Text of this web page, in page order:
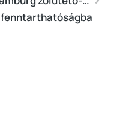
fenntarthatóságba